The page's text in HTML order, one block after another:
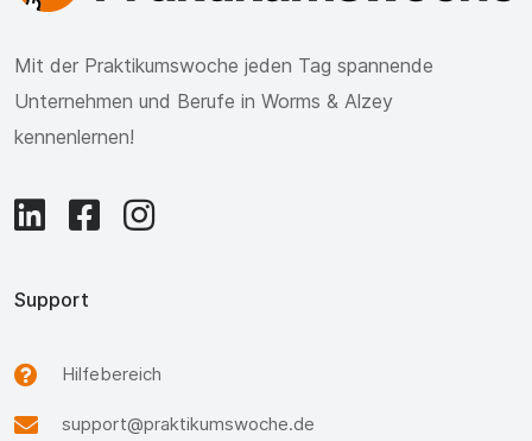
Mit der Praktikumswoche jeden Tag spannende
Unternehmen und Berufe in Worms & Alzey
kennenlernen!
Support
Hilfebereich
support@praktikumswoche.de